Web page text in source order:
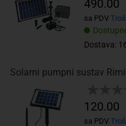
Dostava:
490.00
sa PDV
Solarni pumpni sustav
120.00
sa PDV